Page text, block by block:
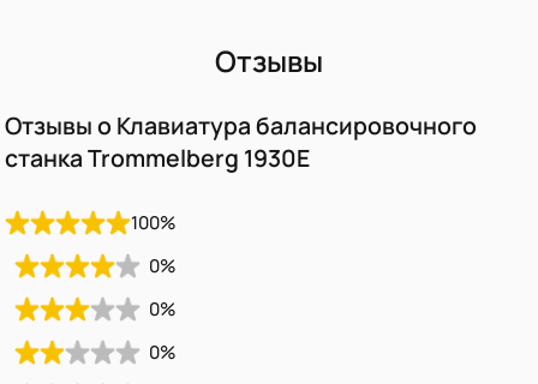
Отзывы
Отзывы о Клавиатура балансировочного
станка Trommelberg 1930E
100%
0%
0%
0%